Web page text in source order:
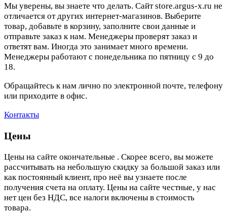
Мы уверены, вы знаете что делать. Сайт store.argus-x.ru не
отличается от других интернет-магазинов. Выберите
товар, добавьте в корзину, заполните свои данные и
отправьте заказ к нам. Менеджеры проверят заказ и
ответят вам. Иногда это занимает много времени.
Менеджеры работают с понедельника по пятницу с 9 до
18.
Обращайтесь к нам лично по электронной почте, телефону
или приходите в офис.
Контакты
Цены
Цены на сайте окончательные . Скорее всего, вы можете
рассчитывать на небольшую скидку за большой заказ или
как постоянный клиент, про неё вы узнаете после
получения счета на оплату. Цены на сайте честные, у нас
нет цен без НДС, все налоги включены в стоимость
товара.